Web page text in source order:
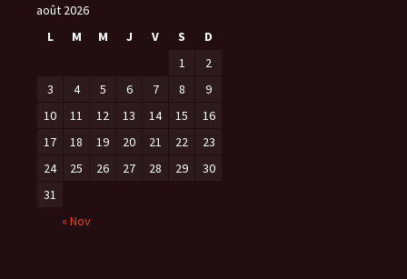
août 2026
L
M M J V S D
« Nov
1
2
3
4 5 6 7 8
9
10
11 12 13 14 15
16
17
18 19 20 21 22
23
24
25 26 27 28 29
30
31